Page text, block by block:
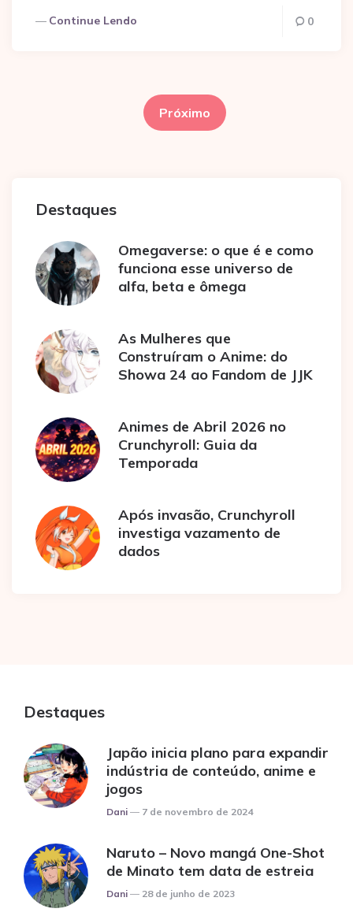
Continue Lendo 0
Próximo
Destaques
Omegaverse: o que é e como
funciona esse universo de
alfa, beta e ômega
As Mulheres que
Construíram o Anime: do
Showa 24 ao Fandom de JJK
Animes de Abril 2026 no
Crunchyroll: Guia da
Temporada
Após invasão, Crunchyroll
investiga vazamento de
dados
Destaques
Japão inicia plano para expandir
indústria de conteúdo, anime e
jogos
Posted
Dani 7 de novembro de 2024
Naruto – Novo mangá One-Shot
de Minato tem data de estreia
Posted
Dani 28 de junho de 2023